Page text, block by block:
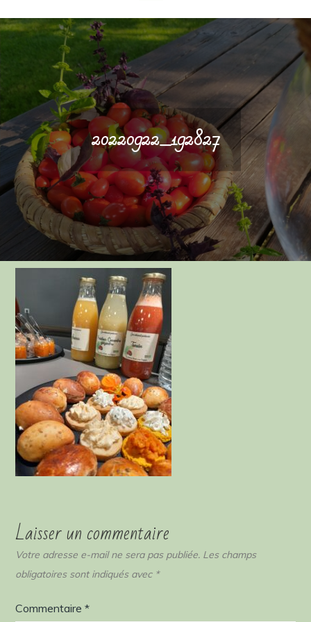
20220922_192827
Laisser un commentaire
Votre adresse e-mail ne sera pas publiée. Les champs
obligatoires sont indiqués avec *
Commentaire*